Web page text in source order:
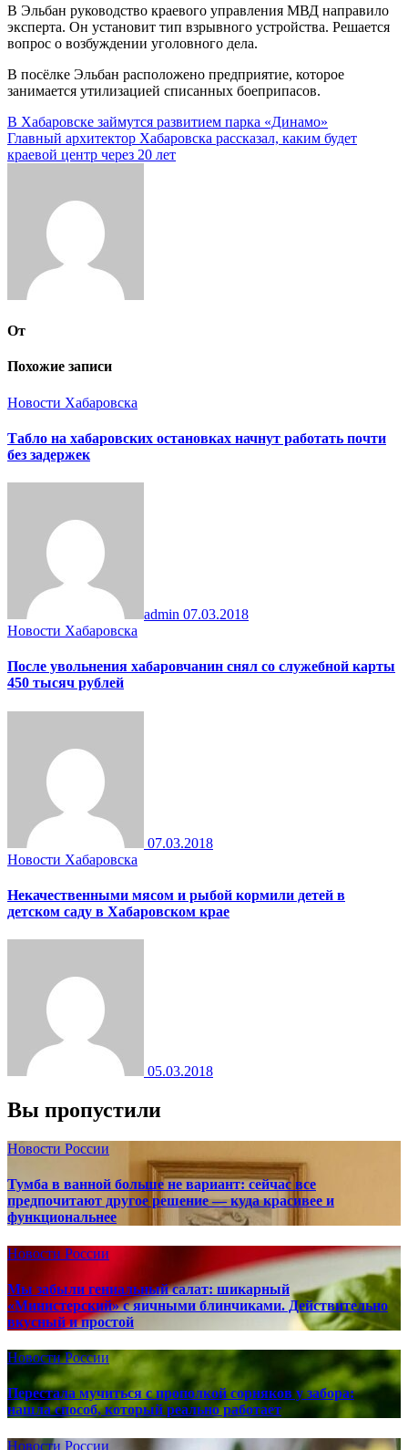
В Эльбан руководство краевого управления МВД направило
эксперта. Он установит тип взрывного устройства. Решается
вопрос о возбуждении уголовного дела.
В посёлке Эльбан расположено предприятие, которое
занимается утилизацией списанных боеприпасов.
Навигация
по
В Хабаровске займутся развитием парка «Динамо»
Главный архитектор Хабаровска рассказал, каким будет
краевой центр через 20 лет
От
Похожие записи
Новости Хабаровска
Табло на хабаровских остановках начнут работать почти
без задержек
admin 07.03.2018
Новости Хабаровска
После увольнения хабаровчанин снял со служебной карты
450 тысяч рублей
07.03.2018
Новости Хабаровска
Некачественными мясом и рыбой кормили детей в
детском саду в Хабаровском крае
05.03.2018
Вы пропустили
Новости России
Тумба в ванной больше не вариант: сейчас все
предпочитают другое решение — куда красивее и
функциональнее
Новости России
Мы забыли гениальный салат: шикарный
«Министерский» с яичными блинчиками. Действительно
вкусный и простой
Новости России
Перестала мучиться с прополкой сорняков у забора:
нашла способ, который реально работает
Новости России